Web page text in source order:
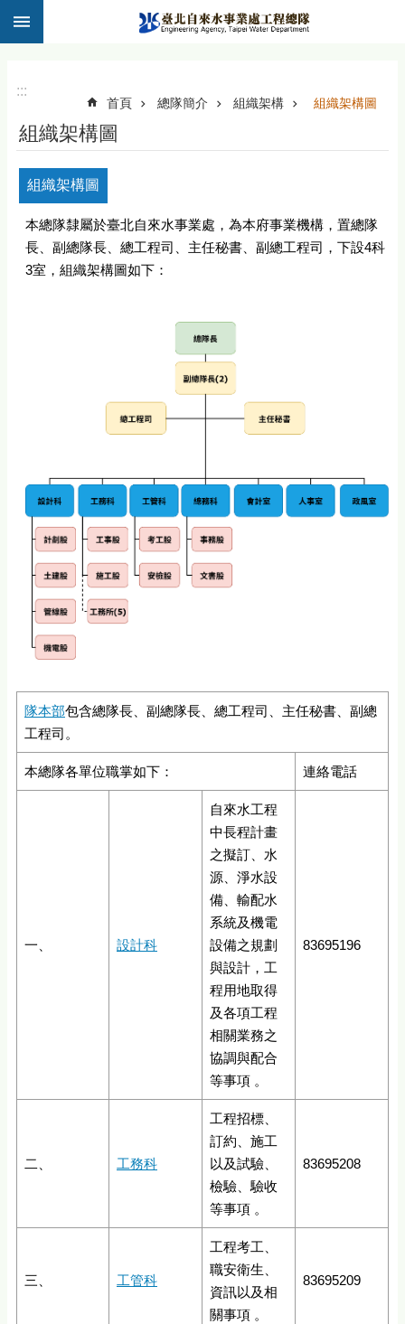
跳到主要內容區塊
:::
首頁 總隊簡介 組織架構 組織架構圖
組織架構圖
組織架構圖
本總隊隸屬於臺北自來水事業處，為本府事業機構，置總隊
長、副總隊長、總工程司、主任秘書、副總工程司，下設4科
3室，組織架構圖如下：
隊本部包含總隊長、副總隊長、總工程司、主任秘書、副總
工程司。
本總隊各單位職掌如下： 連絡電話
一、 設計科
自來水工程
中長程計畫
之擬訂、水
源、淨水設
備、輸配水
系統及機電
設備之規劃
與設計，工
程用地取得
及各項工程
相關業務之
協調與配合
等事項 。
83695196
二、 工務科
工程招標、
訂約、施工
以及試驗、
檢驗、驗收
等事項 。
83695208
三、 工管科
工程考工、
職安衛生、
資訊以及相
關事項 。
83695209